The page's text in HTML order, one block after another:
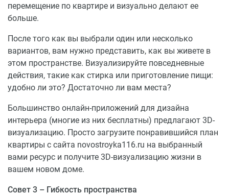
Транспортная доступность
Поблизости расположена трамвайная линия,
остановки всех видов общественного транспорта с
маршрутами в любых направлениях. На электричке
без пробок можно быстро добраться до центра
города.
Комфортный выезд в направлении Черноморского
побережья и горнолыжных курортов даст
возможность в самое короткое время добраться до
трассы М4 Дон, в направлении прекрасных курортов
Краснодарского края.
перемещение по квартире и визуально делают ее
больше.
После того как вы выбрали один или несколько
вариантов, вам нужно представить, как вы живете в
этом пространстве. Визуализируйте повседневные
действия, такие как стирка или приготовление пищи:
удобно ли это? Достаточно ли вам места?
Большинство онлайн-приложений для дизайна
интерьера (многие из них бесплатны) предлагают 3D-
визуализацию. Просто загрузите понравившийся план
квартиры с сайта novostroyka116.ru на выбранный
вами ресурс и получите 3D-визуализацию жизни в
вашем новом доме.
Совет 3 – Гибкость пространства